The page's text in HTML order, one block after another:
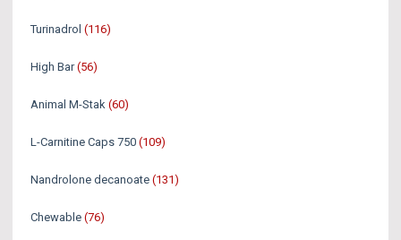
Turinadrol (116)
High Bar (56)
Animal M-Stak (60)
L-Carnitine Caps 750 (109)
Nandrolone decanoate (131)
Chewable (76)